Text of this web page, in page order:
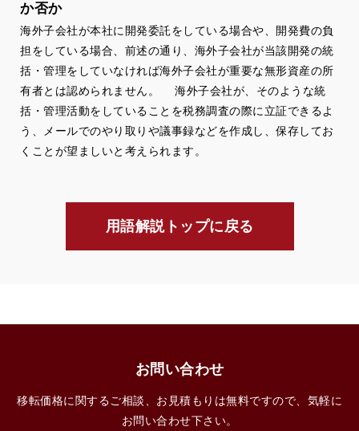
か否か
海外子会社が本社に開発委託をしている場合や、開発費の負
担をしている場合、前述の通り、海外子会社が当該開発の統
括・管理をしていなければ海外子会社が重要な無形資産の所
有者とは認められません。 海外子会社が、そのような統
括・管理活動をしていることを税務調査の際に立証できるよ
う、メールでのやり取りや議事録などを作成し、保存してお
くことが望ましいと考えられます。
用語解説トップに戻る
お問い合わせ
移転価格に関するご相談、お見積もりは無料ですので、気軽に
お問い合わせ下さい。